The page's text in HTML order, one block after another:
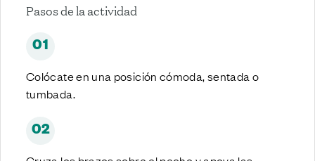
Pasos de la actividad
01
Colócate en una posición cómoda, sentada o
tumbada.
02